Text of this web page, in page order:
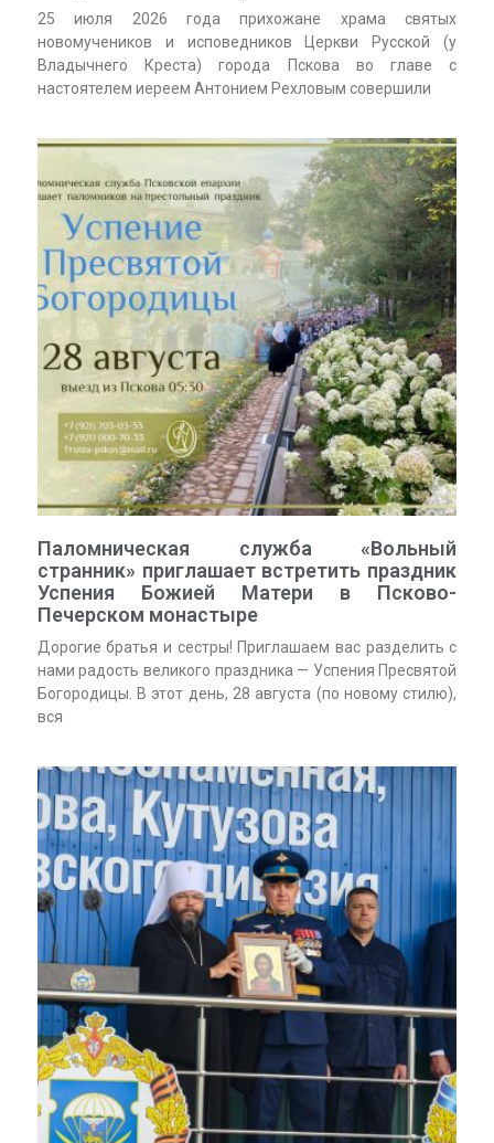
25 июля 2026 года прихожане храма святых
новомучеников и исповедников Церкви Русской (у
Владычнего Креста) города Пскова во главе с
настоятелем иереем Антонием Рехловым совершили
Паломническая служба «Вольный
странник» приглашает встретить праздник
Успения Божией Матери в Псково-
Печерском монастыре
Дорогие братья и сестры! Приглашаем вас разделить с
нами радость великого праздника — Успения Пресвятой
Богородицы. В этот день, 28 августа (по новому стилю),
вся